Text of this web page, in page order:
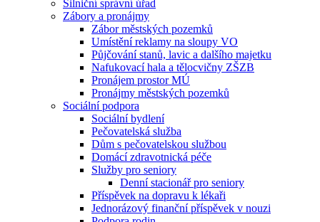
Silniční správní úřad
Zábory a pronájmy
Zábor městských pozemků
Umístění reklamy na sloupy VO
Půjčování stanů, lavic a dalšího majetku
Nafukovací hala a tělocvičny ZŠZB
Pronájem prostor MÚ
Pronájmy městských pozemků
Sociální podpora
Sociální bydlení
Pečovatelská služba
Dům s pečovatelskou službou
Domácí zdravotnická péče
Služby pro seniory
Denní stacionář pro seniory
Příspěvek na dopravu k lékaři
Jednorázový finanční příspěvek v nouzi